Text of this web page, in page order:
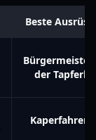
Beste
der
Kaperfahrer-